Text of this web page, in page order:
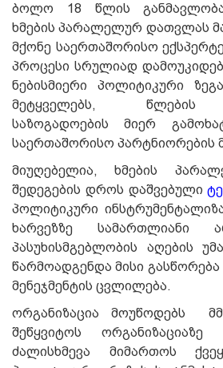
ბოლო 18 წლის
ხმების პარალელურ დათვლას
მქონე საერთაშორისო
პროცესი სრულიად
ნებისმიერი პოლიტიკური
მეტყველებს, წლების
საზოგადოების მიერ
საერთაშორისო პარტნიორების
მიუღებელია, ხმების
შედეგების დროს დაშვებული
პოლიტიკური
ხარვეზზე სამართლიანი
პასუხისმგებლობის აღების
წარმოადგენდა მისი
მენეჯმენტის ცვლილება.
ორგანიზაცია მოუწოდებს
შეწყვიტოს ორგანიზაციაზე
ძალისხმევა მიმართოს